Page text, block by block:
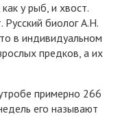
у рыб, и хвост.
Русский биолог А.Н.
в индивидуальном
предков, а их
примерно 266
его называют